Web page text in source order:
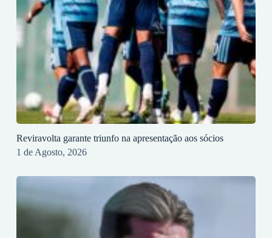
Reviravolta garante triunfo na apresentação aos sócios
1 de Agosto, 2026